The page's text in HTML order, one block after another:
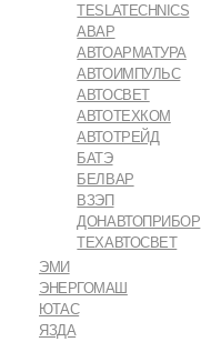
TESLATECHNICS
АВАР
АВТОАРМАТУРА
АВТОИМПУЛЬС
АВТОСВЕТ
АВТОТЕХКОМ
АВТОТРЕЙД
БАТЭ
БЕЛВАР
ВЗЭП
ДОНАВТОПРИБОР
ТЕХАВТОСВЕТ
ЭМИ
ЭНЕРГОМАШ
ЮТАС
ЯЗДА